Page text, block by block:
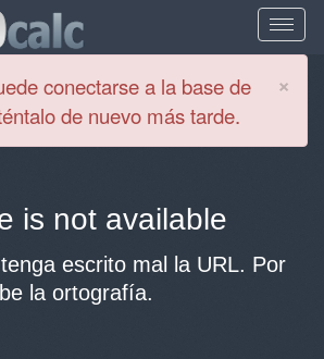
×
conectarse a la base de
de nuevo más tarde.
is not available
escrito mal la URL. Por
la ortografía.